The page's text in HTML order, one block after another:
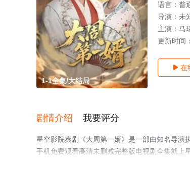
1-1全集/大结局
语言： 普
导演： 未
主演： 马
更新时间：
 在
剧情介绍 我要评分
星空影院爽剧《大周第一婿》是一部由知名导演
手机免费观看高清未删减完整版电视剧全集就上